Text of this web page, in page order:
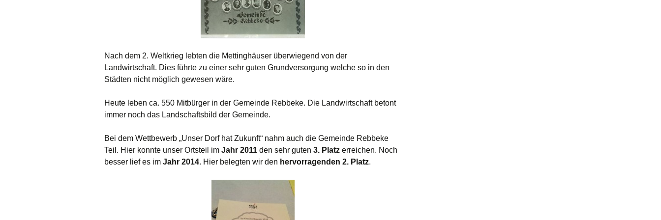
Nach dem 2. Weltkrieg lebten die Mettinghäuser überwiegend von der
Landwirtschaft. Dies führte zu einer sehr guten Grundversorgung welche so in den
Städten nicht möglich gewesen wäre.
Heute leben ca. 550 Mitbürger in der Gemeinde Rebbeke. Die Landwirtschaft betont
immer noch das Landschaftsbild der Gemeinde.
Bei dem Wettbewerb „Unser Dorf hat Zukunft“ nahm auch die Gemeinde Rebbeke
Teil. Hier konnte unser Ortsteil im Jahr 2011 den sehr guten 3. Platz erreichen. Noch
besser lief es im Jahr 2014. Hier belegten wir den hervorragenden 2. Platz.